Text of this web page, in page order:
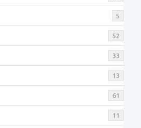
5
52
33
13
61
11